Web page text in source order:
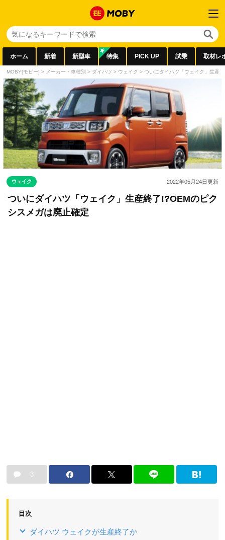
ホーム 新着 新型車 特集 PICK UP 試乗 取材レ
MOBY[モビー] > メーカー・車種別 > ダイハツ > ウェイク > ついにダイハツ「ウェイク」生産
ウェイク 2022年05月24日更新
ついにダイハツ「ウェイク」生産終了!?OEMのピク
シスメガは廃止確定
3
目次
ダイハツ ウェイクが生産終了か